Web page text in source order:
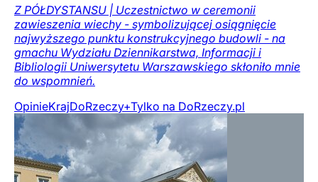
Z PÓŁDYSTANSU | Uczestnictwo w ceremonii
zawieszenia wiechy - symbolizującej osiągnięcie
najwyższego punktu konstrukcyjnego budowli - na
gmachu Wydziału Dziennikarstwa, Informacji i
Bibliologii Uniwersytetu Warszawskiego skłoniło mnie
do wspomnień.
OpinieKrajDoRzeczy+Tylko na DoRzeczy.pl